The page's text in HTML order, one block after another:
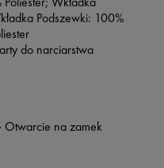
Podszewki: 100%
do narciarstwa
Otwarcie na zamek